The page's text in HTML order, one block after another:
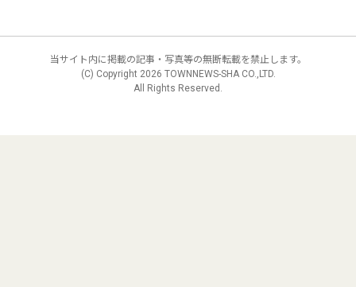
当サイト内に掲載の記事・写真等の無断転載を禁止します。
(C) Copyright 2026 TOWNNEWS-SHA CO.,LTD.
All Rights Reserved.